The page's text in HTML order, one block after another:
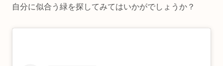
自分に似合う緑を探してみてはいかがでしょうか？